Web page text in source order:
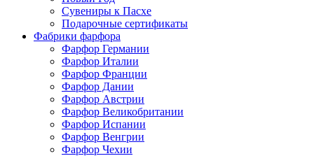
Сувениры к Пасхе
Подарочные сертификаты
Фабрики фарфора
Фарфор Германии
Фарфор Италии
Фарфор Франции
Фарфор Дании
Фарфор Австрии
Фарфор Великобритании
Фарфор Испании
Фарфор Венгрии
Фарфор Чехии